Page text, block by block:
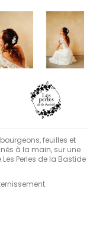
feuilles et
à la main, sur une
Perles de la Bastide